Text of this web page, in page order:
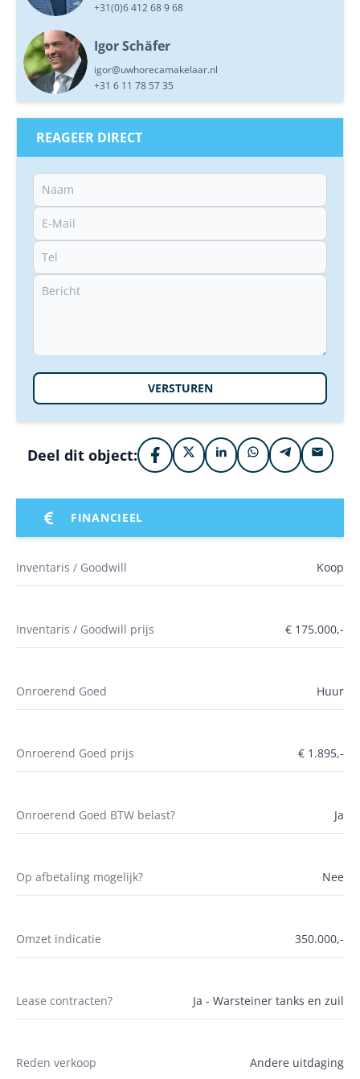
+31(0)6 412 68 9 68
Igor Schäfer
igor@uwhorecamakelaar.nl
+31 6 11 78 57 35
REAGEER DIRECT
VERSTUREN
Deel dit object:
FINANCIEEL
Inventaris / Goodwill Koop
Inventaris / Goodwill prijs € 175.000,-
Onroerend Goed Huur
Onroerend Goed prijs € 1.895,-
Onroerend Goed BTW belast? Ja
Op afbetaling mogelijk? Nee
Omzet indicatie 350.000,-
Lease contracten? Ja - Warsteiner tanks en zuil
Reden verkoop Andere uitdaging